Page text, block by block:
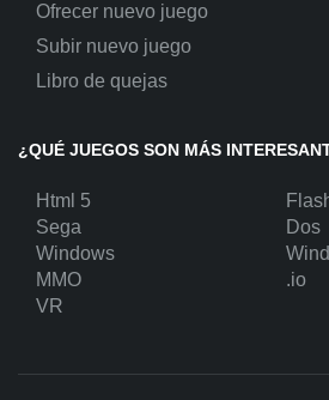
Ofrecer nuevo juego
Subir nuevo juego
Libro de quejas
¿QUÉ JUEGOS SON MÁS
Html 5
Sega
Dos
Windows
MMO
.io
VR